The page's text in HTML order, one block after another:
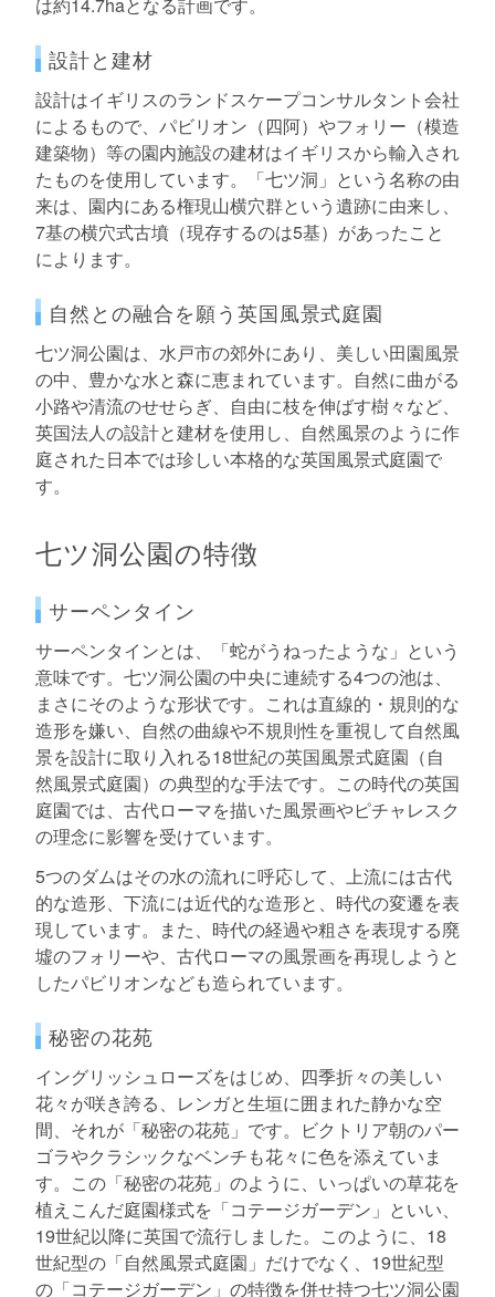
は約14.7haとなる計画です。
設計と建材
設計はイギリスのランドスケープコンサルタント会社
によるもので、パビリオン（四阿）やフォリー（模造
建築物）等の園内施設の建材はイギリスから輸入され
たものを使用しています。「七ツ洞」という名称の由
来は、園内にある権現山横穴群という遺跡に由来し、
7基の横穴式古墳（現存するのは5基）があったこと
によります。
自然との融合を願う英国風景式庭園
七ツ洞公園は、水戸市の郊外にあり、美しい田園風景
の中、豊かな水と森に恵まれています。自然に曲がる
小路や清流のせせらぎ、自由に枝を伸ばす樹々など、
英国法人の設計と建材を使用し、自然風景のように作
庭された日本では珍しい本格的な英国風景式庭園で
す。
七ツ洞公園の特徴
サーペンタイン
サーペンタインとは、「蛇がうねったような」という
意味です。七ツ洞公園の中央に連続する4つの池は、
まさにそのような形状です。これは直線的・規則的な
造形を嫌い、自然の曲線や不規則性を重視して自然風
景を設計に取り入れる18世紀の英国風景式庭園（自
然風景式庭園）の典型的な手法です。この時代の英国
庭園では、古代ローマを描いた風景画やピチャレスク
の理念に影響を受けています。
5つのダムはその水の流れに呼応して、上流には古代
的な造形、下流には近代的な造形と、時代の変遷を表
現しています。また、時代の経過や粗さを表現する廃
墟のフォリーや、古代ローマの風景画を再現しようと
したパビリオンなども造られています。
秘密の花苑
イングリッシュローズをはじめ、四季折々の美しい
花々が咲き誇る、レンガと生垣に囲まれた静かな空
間、それが「秘密の花苑」です。ビクトリア朝のパー
ゴラやクラシックなベンチも花々に色を添えていま
す。この「秘密の花苑」のように、いっぱいの草花を
植えこんだ庭園様式を「コテージガーデン」といい、
19世紀以降に英国で流行しました。このように、18
世紀型の「自然風景式庭園」だけでなく、19世紀型
の「コテージガーデン」の特徴を併せ持つ七ツ洞公園